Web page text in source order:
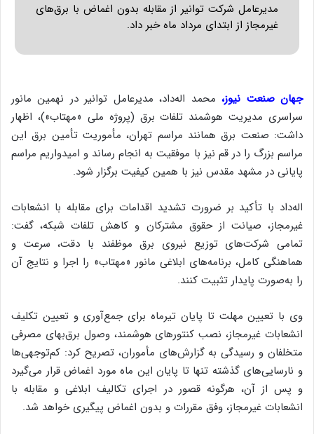
مدیرعامل شرکت توانیر از مقابله بدون اغماض با برق‌های
غیرمجاز از ابتدای مرداد ماه خبر داد.
جهان صنعت نیوز، محمد اله‌داد، مدیرعامل توانیر در نهمین مانور
سراسری مدیریت هوشمند تلفات برق (پروژه ملی «مهتاب»)، اظهار
داشت: صنعت برق همانند مراسم تهران، مأموریت تأمین برق این
مراسم بزرگ را در قم نیز با موفقیت به انجام رساند و امیدواریم مراسم
پایانی در مشهد مقدس نیز با همین کیفیت برگزار شود.
اله‌داد با تأکید بر ضرورت تشدید اقدامات برای مقابله با انشعابات
غیرمجاز، صیانت از حقوق مشترکان و کاهش تلفات شبکه، گفت:
تمامی شرکت‌های توزیع نیروی برق موظفند با دقت، سرعت و
هماهنگی کامل، برنامه‌های ابلاغی مانور «مهتاب» را اجرا و نتایج آن
را به‌صورت پایدار تثبیت کنند.
وی با تعیین مهلت تا پایان تیرماه برای جمع‌آوری و تعیین تکلیف
انشعابات غیرمجاز، نصب کنتورهای هوشمند، وصول برق‌بهای مصرفی
متخلفان و رسیدگی به گزارش‌های مأموران، تصریح کرد: کم‌توجهی‌ها
و نارسایی‌های گذشته تنها تا پایان این ماه مورد اغماض قرار می‌گیرد
و پس از آن، هرگونه قصور در اجرای تکالیف ابلاغی و مقابله با
انشعابات غیرمجاز، وفق مقررات و بدون اغماض پیگیری خواهد شد.